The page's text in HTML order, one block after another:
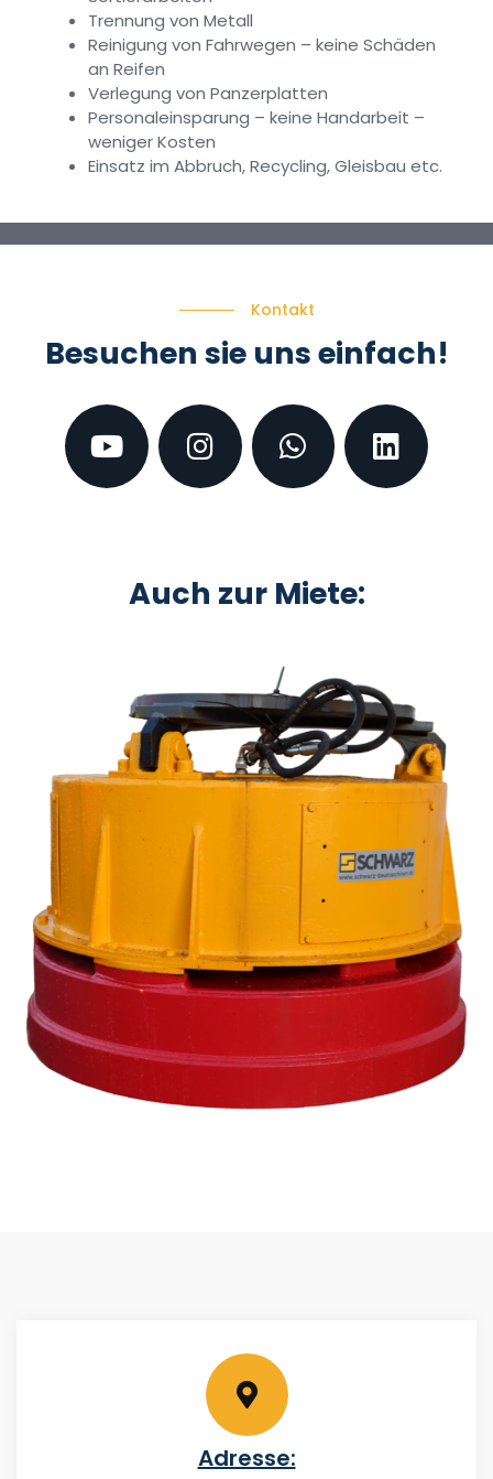
Trennung von Metall
Reinigung von Fahrwegen – keine Schäden
an Reifen
Verlegung von Panzerplatten
Personaleinsparung – keine Handarbeit –
weniger Kosten
Einsatz im Abbruch, Recycling, Gleisbau etc.
Auch zur Miete:
Kontakt
Besuchen sie uns einfach!
Adresse: